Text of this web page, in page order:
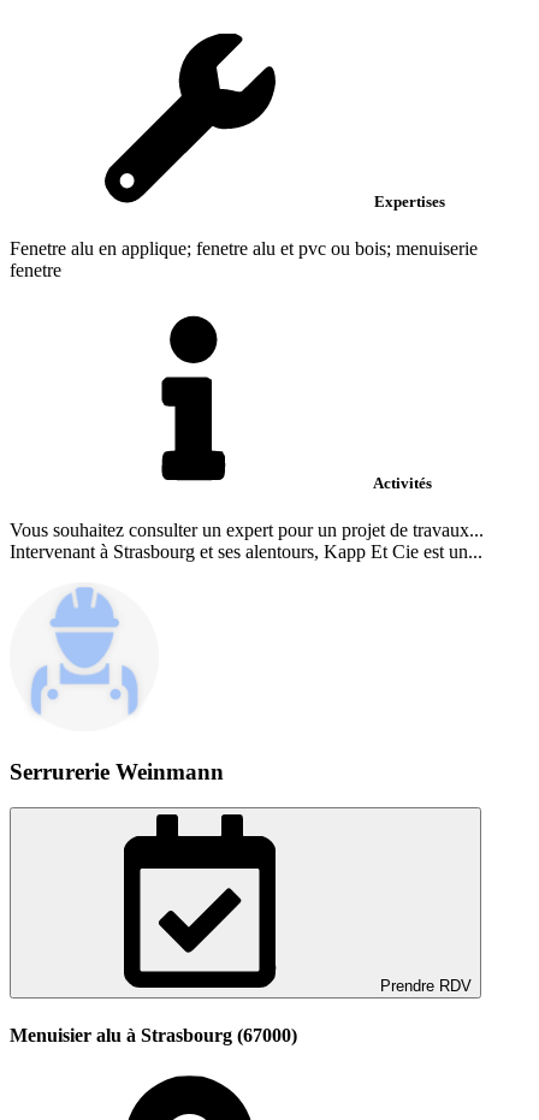
Expertises
Fenetre alu en applique; fenetre alu et pvc ou bois; menuiserie
fenetre
Activités
Vous souhaitez consulter un expert pour un projet de travaux...
Intervenant à Strasbourg et ses alentours, Kapp Et Cie est un...
Serrurerie Weinmann
Prendre RDV
Menuisier alu à Strasbourg (67000)